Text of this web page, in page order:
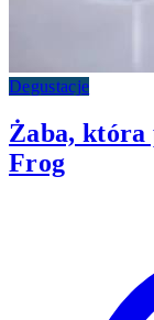
Degustacje
Żaba, która
Frog